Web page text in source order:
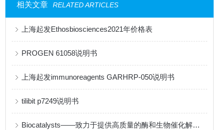
相关文章 RELATED ARTICLES
上海起发Ethosbiosciences2021年价格表
PROGEN 61058说明书
上海起发immunoreagents GARHRP-050说明书
tilibit p7249说明书
Biocatalysts——致力于提供高质量的酶和生物催化解决方案